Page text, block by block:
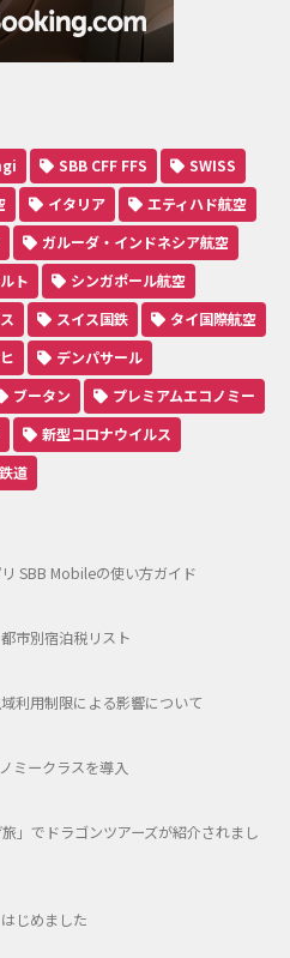
SBB CFF FFS
SWISS
イタリア
エティハド航空
ガルーダ・インドネシア航空
ト
シンガポール航空
スイス国鉄
タイ国際航空
デンパサール
ブータン
プレミアムエコノミー
新型コロナウイルス
鉄道
SBB Mobileの使い方ガイド
市別宿泊税リスト
利用制限による影響について
ミークラスを導入
」でドラゴンツアーズが紹介されまし
じめました